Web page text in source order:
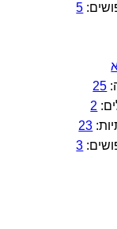
5
25
2
23
3